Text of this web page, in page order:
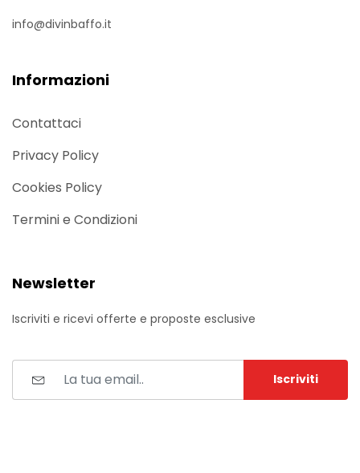
info@divinbaffo.it
Informazioni
Contattaci
Privacy Policy
Cookies Policy
Termini e Condizioni
Newsletter
Iscriviti e ricevi offerte e proposte esclusive
Iscriviti